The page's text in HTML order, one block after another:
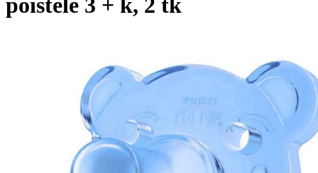
poistele 3 + k, 2 tk